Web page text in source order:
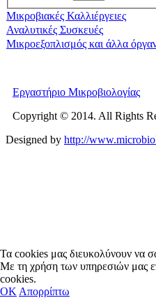
Μικροβιακές Καλλιέργειες
Αναλυτικές Συσκευές
Μικροεξοπλισμός και άλλα
Εργαστήριο Μικροβιολογίας
Copyright © 2014. All Rights
Designed by http://
Τα cookies μας διευκολύνουν να
Με τη χρήση των υπηρεσιών μας
cookies.
OΚ Απορρίπτω